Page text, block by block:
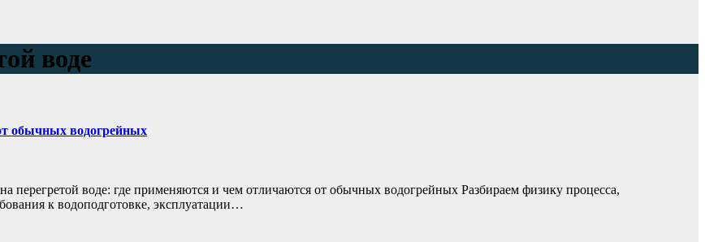
воде
обычных водогрейных
воде: где применяются и чем отличаются от обычных водогрейных Разбираем физику процесса,
к водоподготовке, эксплуатации…